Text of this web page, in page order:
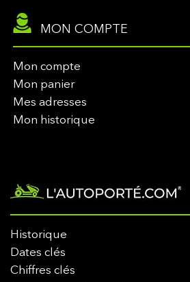
MON COMPTE
Mon compte
Mon panier
Mes adresses
Mon historique
Historique
Dates clés
Chiffres clés